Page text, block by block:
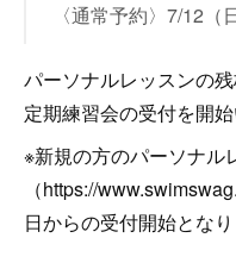
〈通常予約〉7/12
パーソナルレッスンの
定期練習会の受付を開始
※新規の方のパーソナル
（https://
日からの受付開始となり